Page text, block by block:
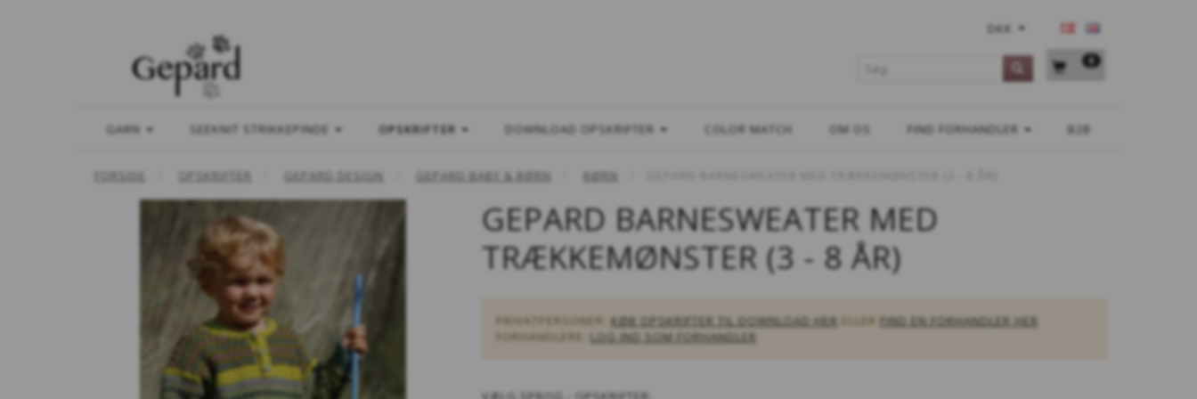
DKK
0
GARN SEEKNIT STRIKKEPINDE OPSKRIFTER DOWNLOAD OPSKRIFTER COLOR MATCH OM OS FIND FORHANDLER B2B
FORSIDE OPSKRIFTER GEPARD DESIGN GEPARD BABY & BØRN BØRN
GEPARD BARNESWEATER MED
TRÆKKEMØNSTER (3 - 8 ÅR)
PRIVATPERSONER: KØB OPSKRIFTER TIL DOWNLOAD HER ELLER FIND EN FORHANDLER HER
FORHANDLERE: LOG IND SOM FORHANDLER